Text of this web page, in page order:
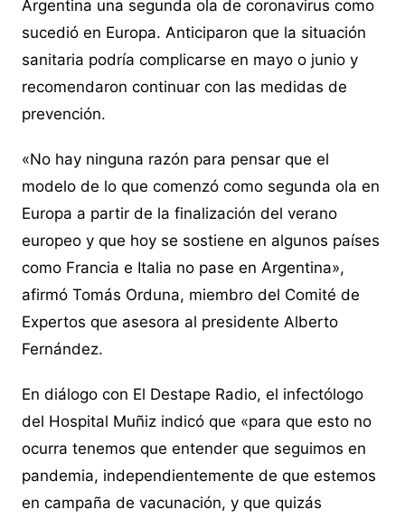
Argentina una segunda ola de coronavirus como
sucedió en Europa. Anticiparon que la situación
sanitaria podría complicarse en mayo o junio y
recomendaron continuar con las medidas de
prevención.
«No hay ninguna razón para pensar que el
modelo de lo que comenzó como segunda ola en
Europa a partir de la finalización del verano
europeo y que hoy se sostiene en algunos países
como Francia e Italia no pase en Argentina»,
afirmó Tomás Orduna, miembro del Comité de
Expertos que asesora al presidente Alberto
Fernández.
En diálogo con El Destape Radio, el infectólogo
del Hospital Muñiz indicó que «para que esto no
ocurra tenemos que entender que seguimos en
pandemia, independientemente de que estemos
en campaña de vacunación, y que quizás